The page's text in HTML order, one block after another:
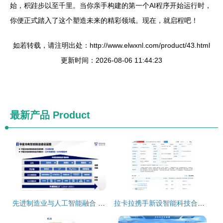
始，积跬步以至千里。当你亲手构建的第一个AI程序开始运行时，
你便正式踏入了这个塑造未来的精彩领域。现在，就启程吧！
如若转载，请注明出处：http://www.elwxnl.com/product/43.html
更新时间：2026-08-06 11:44:23
最新产品 Product
先进制造业与人工智能融合 产品品质提升之道 拉卡拉携手新设智能科技合伙企业，加码AI业务与人工智能基础软件开发